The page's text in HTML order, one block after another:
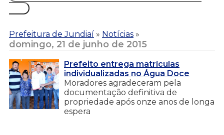
Prefeitura de Jundiaí » Notícias »
domingo, 21 de junho de 2015
Prefeito entrega matrículas
individualizadas no Água Doce
Moradores agradeceram pela
documentação definitiva de
propriedade após onze anos de longa
espera